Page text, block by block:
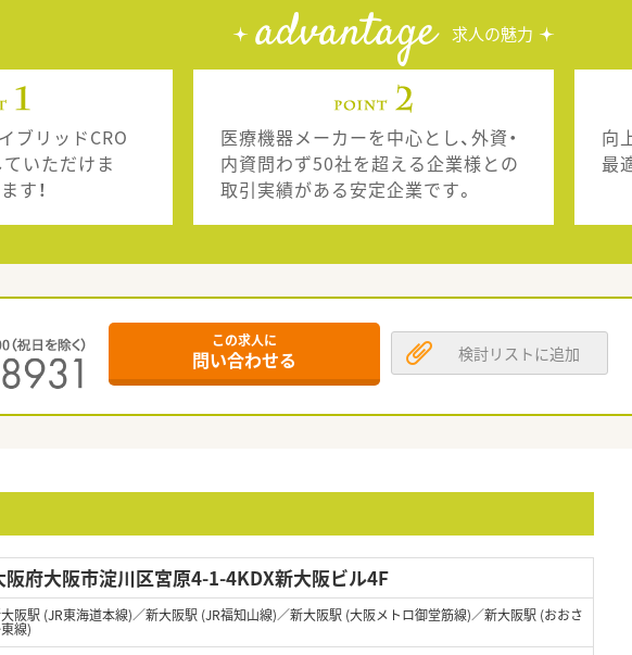
advantage 求人の魅力
ブリッドCRO
いただけま
す！
医療機器メーカーを中心とし、外資・
内資問わず50社を超える企業様との
取引実績がある安定企業です。
向
最
この求人に
問い合わせる 検討リストに追加
阪府大阪市淀川区宮原4-1-4KDX新大阪ビル4F
阪駅 (JR東海道本線)／新大阪駅 (JR福知山線)／新大阪駅 (大阪メトロ御堂筋線)／新大阪駅 (おおさ
線)